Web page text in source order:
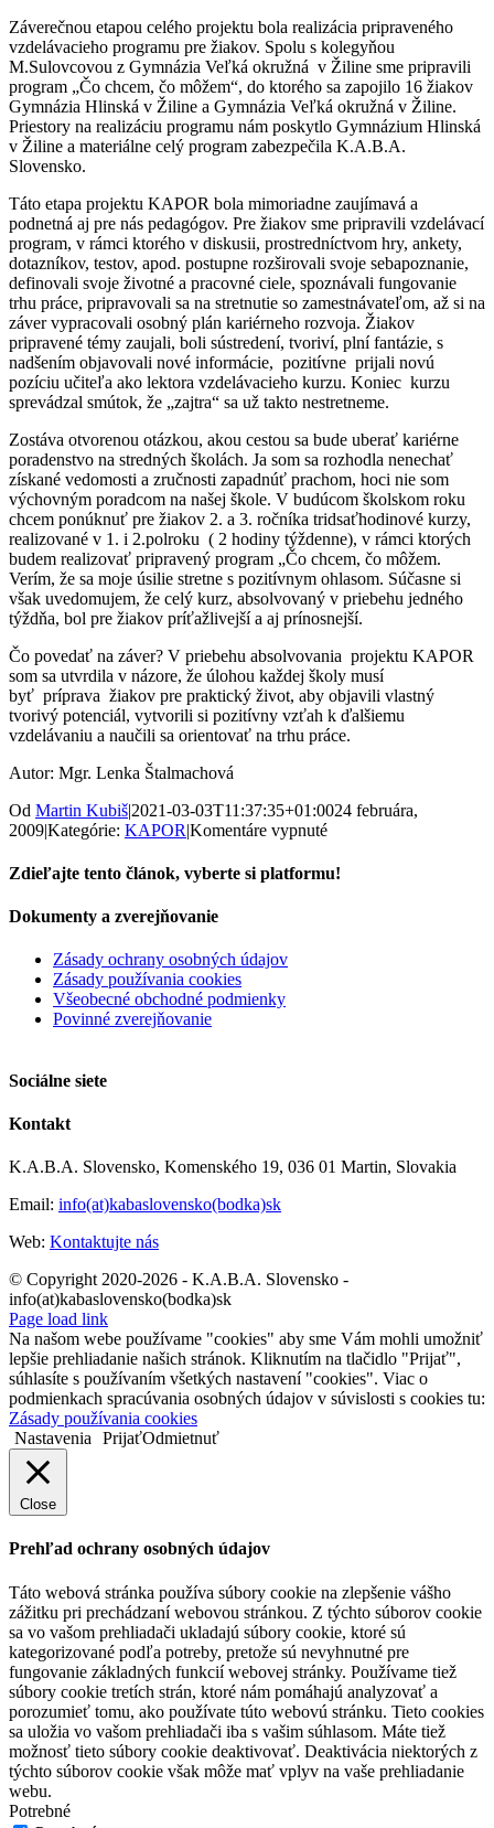
Záverečnou etapou celého projektu bola realizácia pripraveného
vzdelávacieho programu pre žiakov. Spolu s kolegyňou
M.Sulovcovou z Gymnázia Veľká okružná v Žiline sme pripravili
program „Čo chcem, čo môžem“, do ktorého sa zapojilo 16 žiakov
Gymnázia Hlinská v Žiline a Gymnázia Veľká okružná v Žiline.
Priestory na realizáciu programu nám poskytlo Gymnázium Hlinská
v Žiline a materiálne celý program zabezpečila K.A.B.A.
Slovensko.
Táto etapa projektu KAPOR bola mimoriadne zaujímavá a
podnetná aj pre nás pedagógov. Pre žiakov sme pripravili vzdelávací
program, v rámci ktorého v diskusii, prostredníctvom hry, ankety,
dotazníkov, testov, apod. postupne rozširovali svoje sebapoznanie,
definovali svoje životné a pracovné ciele, spoznávali fungovanie
trhu práce, pripravovali sa na stretnutie so zamestnávateľom, až si na
záver vypracovali osobný plán kariérneho rozvoja. Žiakov
pripravené témy zaujali, boli sústredení, tvoriví, plní fantázie, s
nadšením objavovali nové informácie, pozitívne prijali novú
pozíciu učiteľa ako lektora vzdelávacieho kurzu. Koniec kurzu
sprevádzal smútok, že „zajtra“ sa už takto nestretneme.
Zostáva otvorenou otázkou, akou cestou sa bude uberať kariérne
poradenstvo na stredných školách. Ja som sa rozhodla nenechať
získané vedomosti a zručnosti zapadnúť prachom, hoci nie som
výchovným poradcom na našej škole. V budúcom školskom roku
chcem ponúknuť pre žiakov 2. a 3. ročníka tridsaťhodinové kurzy,
realizované v 1. i 2.polroku ( 2 hodiny týždenne), v rámci ktorých
budem realizovať pripravený program „Čo chcem, čo môžem.
Verím, že sa moje úsilie stretne s pozitívnym ohlasom. Súčasne si
však uvedomujem, že celý kurz, absolvovaný v priebehu jedného
týždňa, bol pre žiakov príťažlivejší a aj prínosnejší.
Čo povedať na záver? V priebehu absolvovania projektu KAPOR
som sa utvrdila v názore, že úlohou každej školy musí
byť príprava žiakov pre praktický život, aby objavili vlastný
tvorivý potenciál, vytvorili si pozitívny vzťah k ďalšiemu
vzdelávaniu a naučili sa orientovať na trhu práce.
Autor: Mgr. Lenka Štalmachová
Od Martin Kubiš|2021-03-03T11:37:35+01:0024 februára,
2009|Kategórie: KAPOR|Komentáre vypnuténa
KAPOR
Zdieľajte tento článok, vyberte si platformu!
Facebook
X
Dokumenty a zverejňovanie
Zásady ochrany osobných údajov
Zásady používania cookies
Všeobecné obchodné podmienky
Povinné zverejňovanie
Sociálne siete
Kontakt
K.A.B.A. Slovensko, Komenského 19, 036 01 Martin, Slovakia
Email: info(at)kabaslovensko(bodka)sk
Web: Kontaktujte nás
© Copyright 2020-2026 - K.A.B.A. Slovensko -
info(at)kabaslovensko(bodka)sk
Page load link
Na našom webe používame "cookies" aby sme Vám mohli umožniť
lepšie prehliadanie našich stránok. Kliknutím na tlačidlo "Prijať",
súhlasíte s používaním všetkých nastavení "cookies". Viac o
podmienkach spracúvania osobných údajov v súvislosti s cookies tu:
Zásady používania cookies
Nastavenia
PrijaťOdmietnuť
Close
Prehľad ochrany osobných údajov
Táto webová stránka používa súbory cookie na zlepšenie vášho
zážitku pri prechádzaní webovou stránkou. Z týchto súborov cookie
sa vo vašom prehliadači ukladajú súbory cookie, ktoré sú
kategorizované podľa potreby, pretože sú nevyhnutné pre
fungovanie základných funkcií webovej stránky. Používame tiež
súbory cookie tretích strán, ktoré nám pomáhajú analyzovať a
porozumieť tomu, ako používate túto webovú stránku. Tieto cookies
sa uložia vo vašom prehliadači iba s vašim súhlasom. Máte tiež
možnosť tieto súbory cookie deaktivovať. Deaktivácia niektorých z
týchto súborov cookie však môže mať vplyv na vaše prehliadanie
webu.
Potrebné